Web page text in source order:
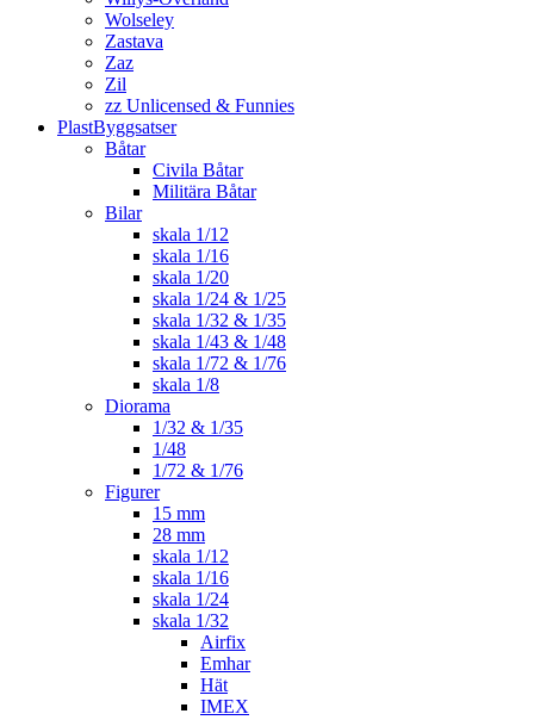
Wolseley
Zastava
Zaz
Zil
zz Unlicensed & Funnies
PlastByggsatser
Båtar
Civila Båtar
Militära Båtar
Bilar
skala 1/12
skala 1/16
skala 1/20
skala 1/24 & 1/25
skala 1/32 & 1/35
skala 1/43 & 1/48
skala 1/72 & 1/76
skala 1/8
Diorama
1/32 & 1/35
1/48
1/72 & 1/76
Figurer
15 mm
28 mm
skala 1/12
skala 1/16
skala 1/24
skala 1/32
Airfix
Emhar
Hät
IMEX